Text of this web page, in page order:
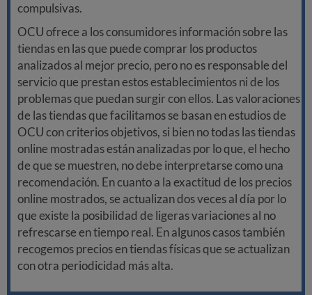
compulsivas.
OCU ofrece a los consumidores información sobre las
tiendas en las que puede comprar los productos
analizados al mejor precio, pero no es responsable del
servicio que prestan estos establecimientos ni de los
problemas que puedan surgir con ellos. Las valoraciones
de las tiendas que facilitamos se basan en estudios de
OCU con criterios objetivos, si bien no todas las tiendas
online mostradas están analizadas por lo que, el hecho
de que se muestren, no debe interpretarse como una
recomendación. En cuanto a la exactitud de los precios
online mostrados, se actualizan dos veces al día por lo
que existe la posibilidad de ligeras variaciones al no
refrescarse en tiempo real. En algunos casos también
recogemos precios en tiendas físicas que se actualizan
con otra periodicidad más alta.